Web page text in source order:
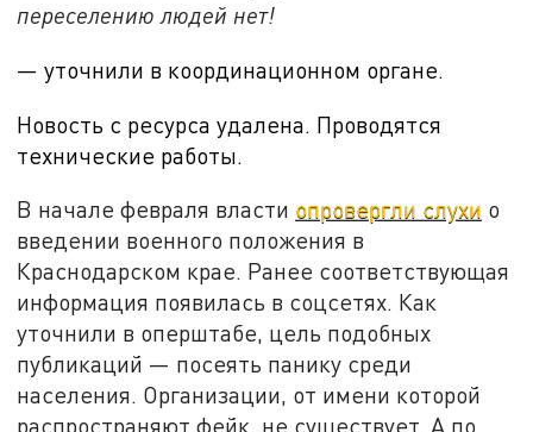
переселению людей нет!
— уточнили в координационном органе.
Новость с ресурса удалена. Проводятся
технические работы.
В начале февраля власти опровергли слухи о
введении военного положения в
Краснодарском крае. Ранее соответствующая
информация появилась в соцсетях. Как
уточнили в оперштабе, цель подобных
публикаций — посеять панику среди
населения. Организации, от имени которой
распространяют фейк, не существует. А по